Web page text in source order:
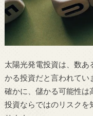
太陽光発電投資は、数
かる投資だと言われてい
確かに、儲かる可能性は
投資ならではのリスクを